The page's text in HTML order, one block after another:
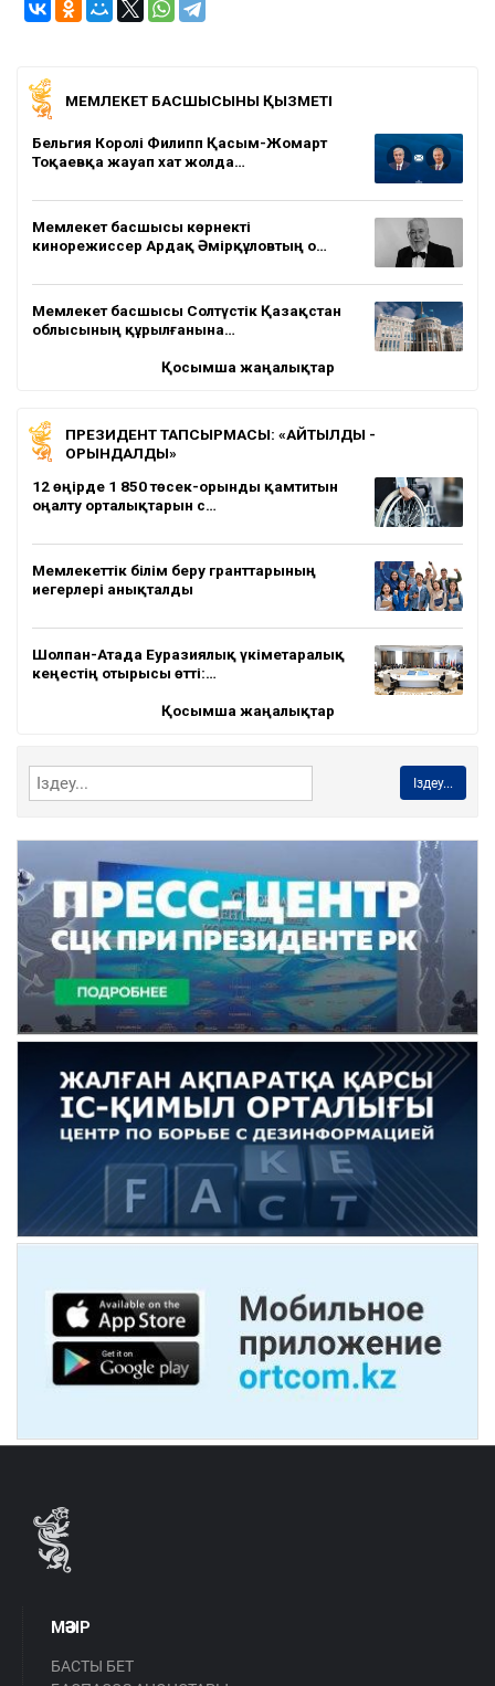
МЕМЛЕКЕТ БАСШЫСЫНЫҢ ҚЫЗМЕТІ
Бельгия Королі Филипп Қасым-Жомарт
Тоқаевқа жауап хат жолда…
Мемлекет басшысы көрнекті
кинорежиссер Ардақ Әмірқұловтың о…
Мемлекет басшысы Солтүстік Қазақстан
облысының құрылғанына…
Қосымша жаңалықтар
ПРЕЗИДЕНТ ТАПСЫРМАСЫ: «АЙТЫЛДЫ -
ОРЫНДАЛДЫ»
12 өңірде 1 850 төсек-орынды қамтитын
оңалту орталықтарын с…
Мемлекеттік білім беру гранттарының
иегерлері анықталды
Шолпан-Атада Еуразиялық үкіметаралық
кеңестің отырысы өтті:…
Қосымша жаңалықтар
Іздеу...
МӘЗІР
БАСТЫ БЕТ